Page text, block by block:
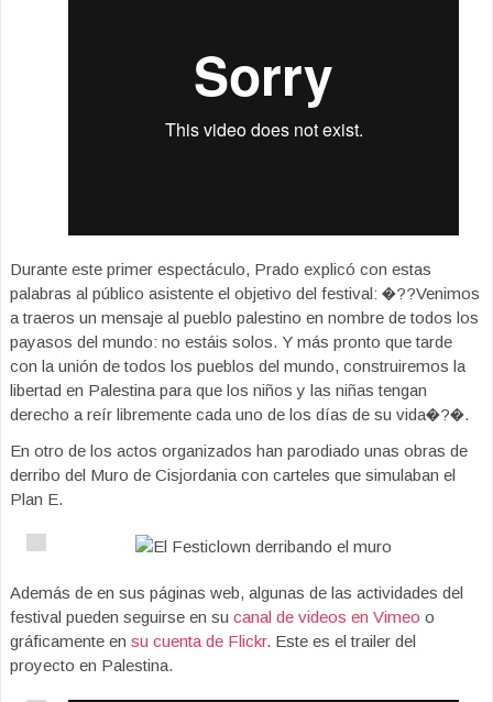
Durante este primer espectáculo, Prado explicó con estas
palabras al público asistente el objetivo del festival: �??Venimos
a traeros un mensaje al pueblo palestino en nombre de todos los
payasos del mundo: no estáis solos. Y más pronto que tarde
con la unión de todos los pueblos del mundo, construiremos la
libertad en Palestina para que los niños y las niñas tengan
derecho a reír libremente cada uno de los días de su vida�?�.
En otro de los actos organizados han parodiado unas obras de
derribo del Muro de Cisjordania con carteles que simulaban el
Plan E.
Además de en sus páginas web, algunas de las actividades del
festival pueden seguirse en su canal de videos en Vimeo o
gráficamente en su cuenta de Flickr. Este es el trailer del
proyecto en Palestina.